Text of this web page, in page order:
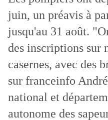
juin, un préavis à
jusqu'au 31 août.
des inscriptions sur
casernes, avec des
sur franceinfo
national et
autonome des